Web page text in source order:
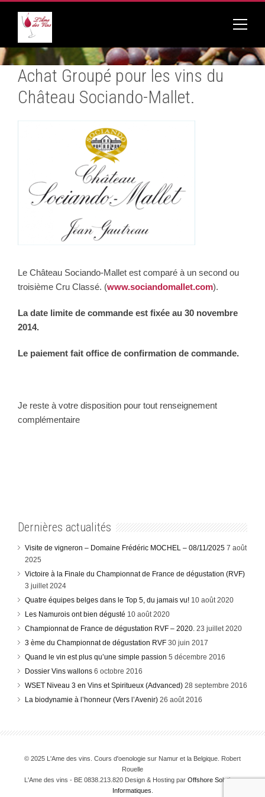
Achat Groupé pour les vins du
Château Sociando-Mallet.
Le Château Sociando-Mallet est comparé à un second ou
troisième Cru Classé. (www.sociandomallet.com).
La date limite de commande est fixée au 30 novembre
2014.
Le paiement fait office de confirmation de commande.
Je reste à votre disposition pour tout renseignement
complémentaire
Dernières actualités
Visite de vigneron – Domaine Frédéric MOCHEL – 08/11/2025 7 août
2025
Victoire à la Finale du Championnat de France de dégustation (RVF)
3 juillet 2024
Quatre équipes belges dans le Top 5, du jamais vu! 10 août 2020
Les Namurois ont bien dégusté 10 août 2020
Championnat de France de dégustation RVF – 2020. 23 juillet 2020
3 ème du Championnat de dégustation RVF 30 juin 2017
Quand le vin est plus qu’une simple passion 5 décembre 2016
Dossier Vins wallons 6 octobre 2016
WSET Niveau 3 en Vins et Spiritueux (Advanced) 28 septembre 2016
La biodynamie à l’honneur (Vers l’Avenir) 26 août 2016
© 2025 L'Ame des vins. Cours d'oenologie sur Namur et la Belgique. Robert
Rouelle
L'Ame des vins - BE 0838.213.820 Design & Hosting par Offshore Solutions
Informatiques